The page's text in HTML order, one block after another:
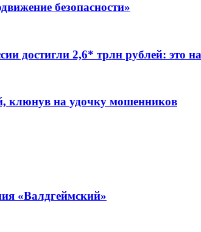
безопасности»
достигли 2,6* трлн рублей: это
клюнув на удочку мошенников
«Валдгеймский»